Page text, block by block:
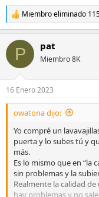
R
e
c
i
e
s
Miembro eliminado
P pat
Miembro 8K
16 Enero 2023
owatona dijo:
Yo compré un
puerta y lo subes tú y
más.
Es lo mismo que en “la
sin problemas y la
Realmente la calidad
hay problemas y no